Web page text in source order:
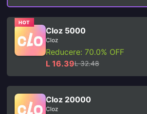
HOT
Cloz 5000
Cloz
Reducere: 70.0% OFF
L 16.39L 32.48
Cloz 20000
Cloz